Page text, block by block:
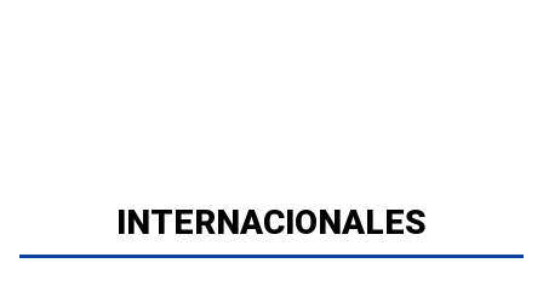
INTERNACIONALES